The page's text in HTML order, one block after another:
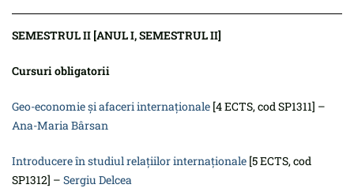
SEMESTRUL II [ANUL I, SEMESTRUL II]
Cursuri obligatorii
Geo-economie și afaceri internaționale [4 ECTS, cod SP1311] –
Ana-Maria Bârsan
Introducere în studiul relaţiilor internaționale [5 ECTS, cod
SP1312] – Sergiu Delcea